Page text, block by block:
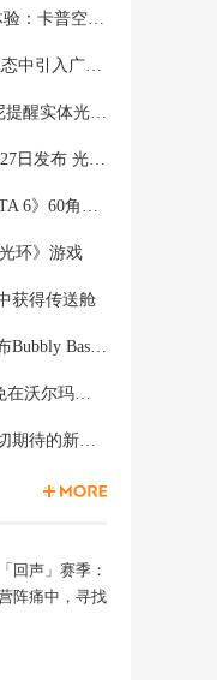
《鬼武者：剑之道》Switch体验：卡普空的又一力作
索尼计划在《PlayStation》生态中引入广告，组建专业营销团队
PS5主机包装现警示贴纸 索尼提醒实体光盘生产将终止
《我的世界》Switch 2版10月27日发布 光照阴影升级
《GTA 5》演员自曝试镜《GTA 6》60角色均未获回复
环》游戏
获得传送舱
《宝可梦 宝可比亚》DLC公布Bubbly Basin Habitat Dex列表
《宝可梦TCG》粉丝如何避免在沃尔玛周三被“烤”
Xbox Insider更新加入玩家热切期待的新功能
回声」赛季：
阵痛中，寻找